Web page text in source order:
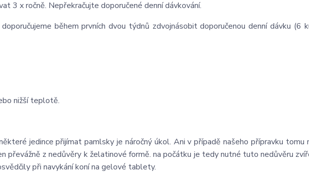
3 x ročně. Nepřekračujte doporučené denní dávkování.
během prvních dvou týdnů zdvojnásobit doporučenou denní dávku (6
nižší teplotě.
jedince přijímat pamlsky je náročný úkol. Ani v případě našeho přípravku tomu
převážně z nedůvěry k želatinové formě. na počátku je tedy nutné tuto nedůvěru
při navykání koní na gelové tablety.